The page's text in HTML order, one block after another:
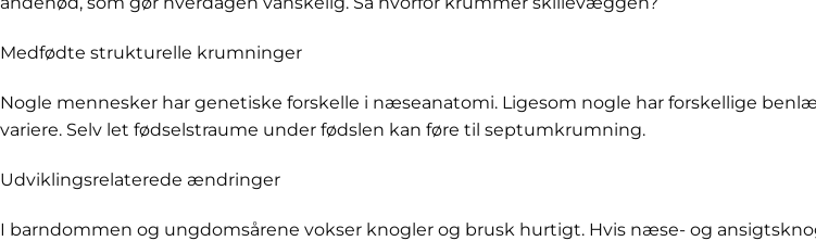
Medfødte strukturelle krumninger
Nogle mennesker har genetiske forskelle i næseanatomi. Ligesom nogle har forskellige
variere. Selv let fødselstraume under fødslen kan føre til septumkrumning.
Udviklingsrelaterede ændringer
I barndommen og ungdomsårene vokser knogler og brusk hurtigt. Hvis næse- og